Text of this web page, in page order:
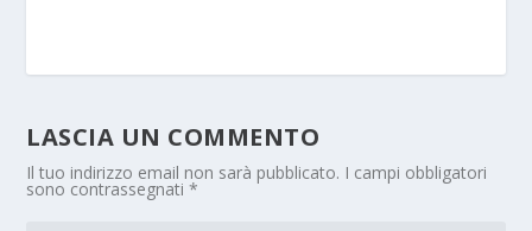
LASCIA UN COMMENTO
Il tuo indirizzo email non sarà pubblicato. I campi obbligatori
sono contrassegnati*